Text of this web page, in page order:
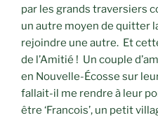
par les grands traversiers
un autre moyen de quitter
rejoindre une autre. Et
de l’Amitié ! Un couple
en Nouvelle-Écosse sur
fallait-il me rendre à leur
être ‘Francois’, un petit